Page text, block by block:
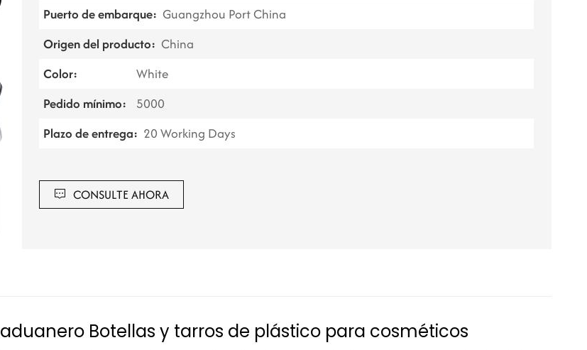
Puerto de embarque: Guangzhou Port China
Origen del producto: China
Color:
White
Pedido mínimo:
5000
Plazo de entrega: 20 Working Days
CONSULTE AHORA
Botellas y tarros de plástico para cosméticos